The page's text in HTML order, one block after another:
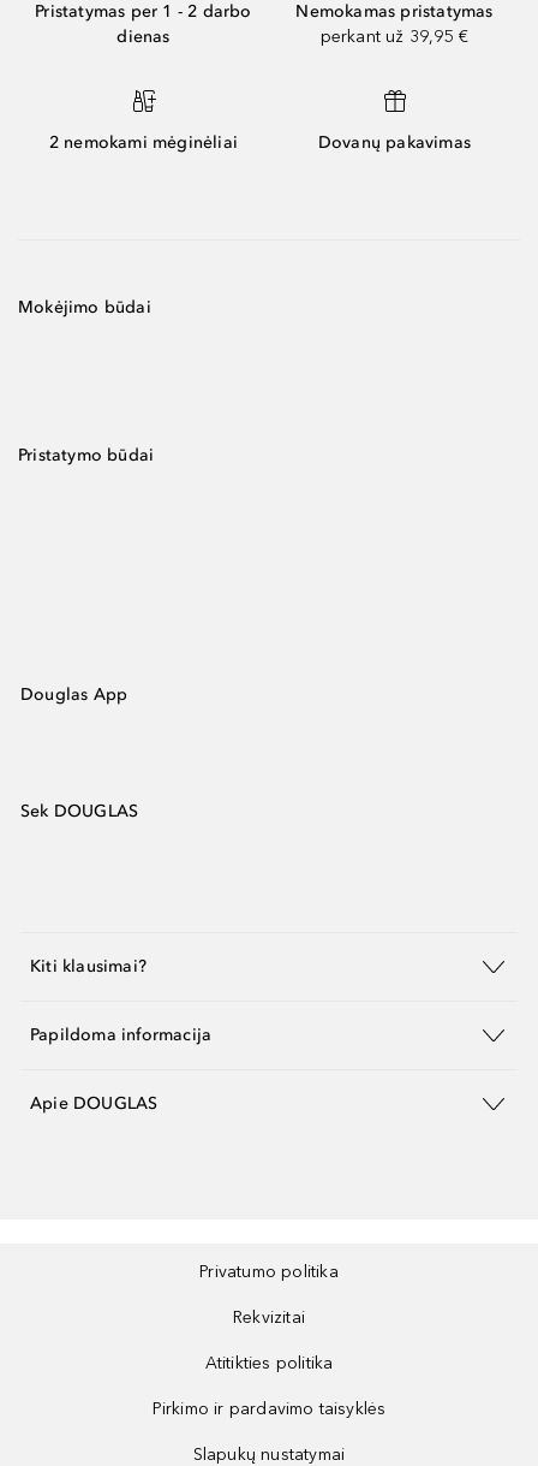
Pristatymas per 1 - 2 darbo
dienas
Nemokamas pristatymas
perkant už 39,95 €
2 nemokami mėginėliai Dovanų pakavimas
Mokėjimo būdai
Pristatymo būdai
Douglas App
Sek DOUGLAS
Kiti klausimai?
Papildoma informacija
Apie DOUGLAS
Privatumo politika
Rekvizitai
Atitikties politika
Pirkimo ir pardavimo taisyklės
Slapukų nustatymai